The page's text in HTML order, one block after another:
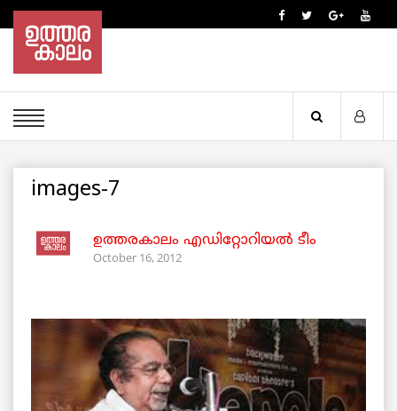
images-7
ഉത്തരകാലം എഡിറ്റോറിയല്‍ ടീം
October 16, 2012